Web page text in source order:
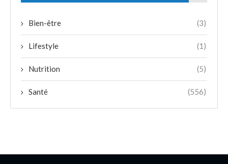
Bien-être (3)
Lifestyle (1)
Nutrition (5)
Santé (556)